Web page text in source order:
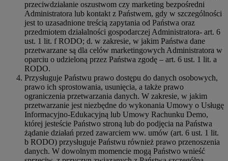
przeciwdziałanie oszustwom czy marketing bezpośredni
Administratora lub kontakt z Państwem, gdy w szczególności
jest to uzasadnione treścią zapytania od Państwa oraz
przedmiotem działalności gospodarczej Administratora- art. 6
ust. 1 lit. f RODO; d. w zakresie, w jakim Państwa dane
przetwarzane są dla celów marketingowych Administratora w
oparciu o udzieloną przez Państwa zgodę – art. 6 ust. 1 lit. a
RODO.
Przysługuje Państwu prawo dostępu do danych osobowych,
prawo ich sprostowania, usunięcia, a także prawo
ograniczenia przetwarzania danych. W zakresie, w jakim
przetwarzanie jest niezbędne do wykonania Umowy o Usługę
Informacyjno-Edukacyjną lub Umowy Rachunku Demo,
której jesteście Państwo stroną lub do podjęcia na Państwa
żądanie działań przed zawarciem ww. umów (art. 6 ust. 1 lit.
b RODO) przysługuje Państwu również prawo przenoszenia
danych. W dowolnym momencie mogą Państwo wnieść